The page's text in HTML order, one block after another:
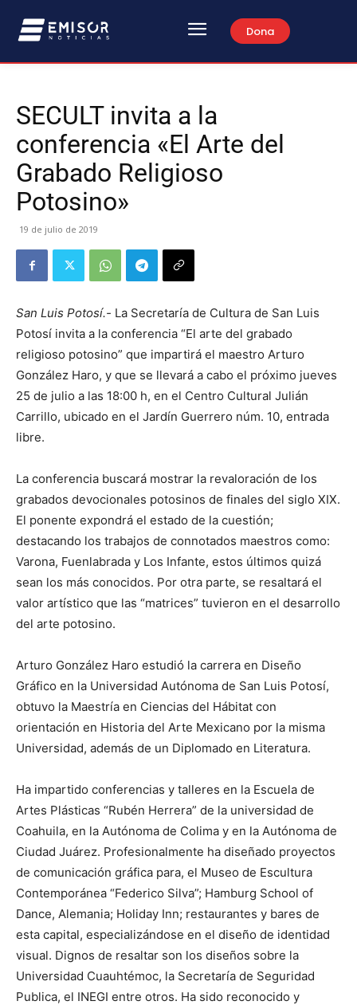
Dona
SECULT invita a la
conferencia «El Arte del
Grabado Religioso
Potosino»
19 de julio de 2019
San Luis Potosí.- La Secretaría de Cultura de San Luis
Potosí invita a la conferencia “El arte del grabado
religioso potosino” que impartirá el maestro Arturo
González Haro, y que se llevará a cabo el próximo jueves
25 de julio a las 18:00 h, en el Centro Cultural Julián
Carrillo, ubicado en el Jardín Guerrero núm. 10, entrada
libre.
La conferencia buscará mostrar la revaloración de los
grabados devocionales potosinos de finales del siglo XIX.
El ponente expondrá el estado de la cuestión;
destacando los trabajos de connotados maestros como:
Varona, Fuenlabrada y Los Infante, estos últimos quizá
sean los más conocidos. Por otra parte, se resaltará el
valor artístico que las “matrices” tuvieron en el desarrollo
del arte potosino.
Arturo González Haro estudió la carrera en Diseño
Gráfico en la Universidad Autónoma de San Luis Potosí,
obtuvo la Maestría en Ciencias del Hábitat con
orientación en Historia del Arte Mexicano por la misma
Universidad, además de un Diplomado en Literatura.
Ha impartido conferencias y talleres en la Escuela de
Artes Plásticas “Rubén Herrera” de la universidad de
Coahuila, en la Autónoma de Colima y en la Autónoma de
Ciudad Juárez. Profesionalmente ha diseñado proyectos
de comunicación gráfica para, el Museo de Escultura
Contemporánea “Federico Silva”; Hamburg School of
Dance, Alemania; Holiday Inn; restaurantes y bares de
esta capital, especializándose en el diseño de identidad
visual. Dignos de resaltar son los diseños sobre la
Universidad Cuauhtémoc, la Secretaría de Seguridad
Publica, el INEGI entre otros. Ha sido reconocido y